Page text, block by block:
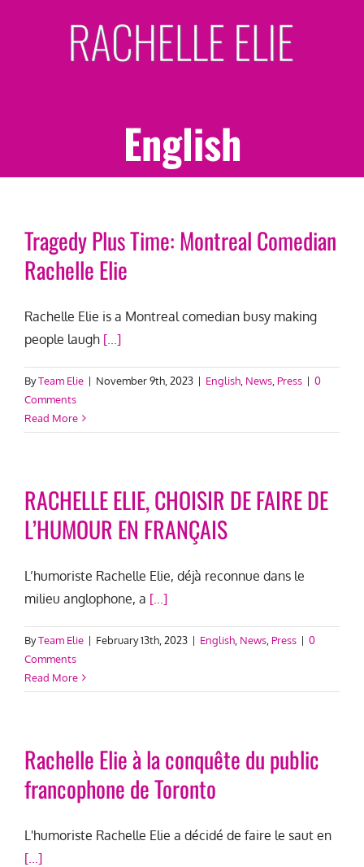
English
Tragedy Plus Time: Montreal Comedian
Rachelle Elie
Rachelle Elie is a Montreal comedian busy making
people laugh [...]
ByTeam Elie | November 9th, 2023 | English News Press | 0
Comments
Read More
RACHELLE ELIE, CHOISIR DE FAIRE DE
L’HUMOUR EN FRANÇAIS
L’humoriste Rachelle Elie, déjà reconnue dans le
milieu anglophone, a [...]
ByTeam Elie | February 13th, 2023 | English News Press | 0
Comments
Read More
Rachelle Elie à la conquête du public
francophone de Toronto
L'humoriste Rachelle Elie a décidé de faire le saut en
[...]